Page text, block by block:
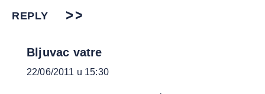
REPLY
Bljuvac vatre
22/06/2011 u 15:30